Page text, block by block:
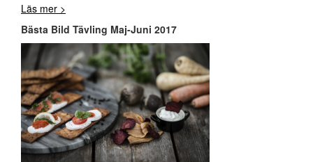
Läs mer >
Bästa Bild Tävling Maj-Juni 2017